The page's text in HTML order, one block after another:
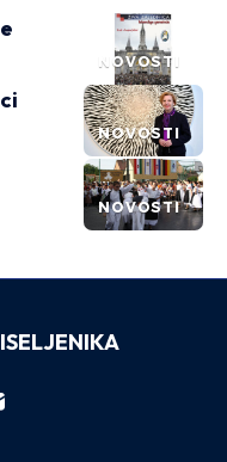
NOVOSTI
NOVOSTI
NOVOSTI